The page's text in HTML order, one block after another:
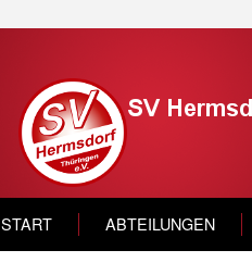
START ABTEILUNGEN